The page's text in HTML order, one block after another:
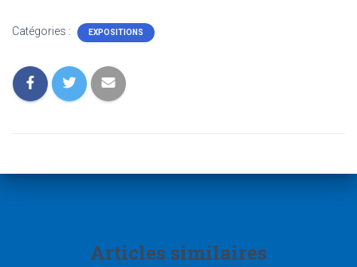
Catégories : EXPOSITIONS
Articles similaires